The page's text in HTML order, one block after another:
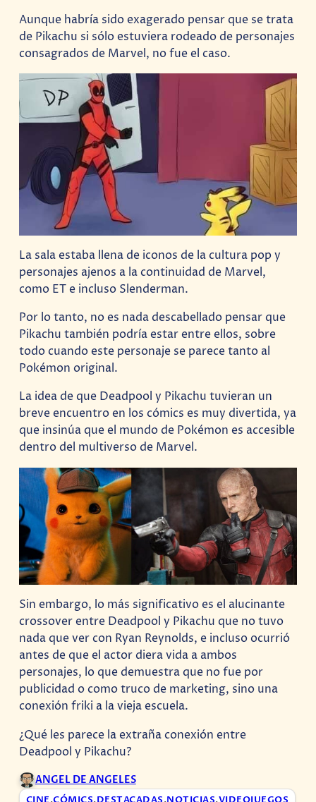
Aunque habría sido exagerado pensar que se trata
de Pikachu si sólo estuviera rodeado de personajes
consagrados de Marvel, no fue el caso.
La sala estaba llena de iconos de la cultura pop y
personajes ajenos a la continuidad de Marvel,
como ET e incluso Slenderman.
Por lo tanto, no es nada descabellado pensar que
Pikachu también podría estar entre ellos, sobre
todo cuando este personaje se parece tanto al
Pokémon original.
La idea de que Deadpool y Pikachu tuvieran un
breve encuentro en los cómics es muy divertida, ya
que insinúa que el mundo de Pokémon es accesible
dentro del multiverso de Marvel.
Sin embargo, lo más significativo es el alucinante
crossover entre Deadpool y Pikachu que no tuvo
nada que ver con Ryan Reynolds, e incluso ocurrió
antes de que el actor diera vida a ambos
personajes, lo que demuestra que no fue por
publicidad o como truco de marketing, sino una
conexión friki a la vieja escuela.
¿Qué les parece la extraña conexión entre
Deadpool y Pikachu?
ANGEL DE ANGELES